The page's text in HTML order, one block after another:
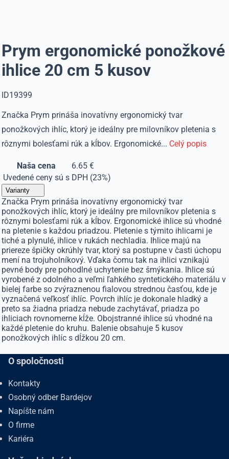
Prym ergonomické ponožkové
ihlice 20 cm 5 kusov
ID19399
Značka Prym prináša inovatívny ergonomický tvar
ponožkových ihlíc, ktorý je ideálny pre milovníkov pletenia s
rôznymi bolesťami rúk a kĺbov. Ergonomické... Celý popis
Naša cena
6.65 €
Uvedené ceny sú s DPH (23%)
Varianty
Značka Prym prináša inovatívny ergonomický tvar
ponožkových ihlíc, ktorý je ideálny pre milovníkov pletenia s
rôznymi bolesťami rúk a kĺbov. Ergonomické ihlice sú vhodné
na pletenie s každou priadzou. Pletenie s týmito ihlicami je
tiché a plynulé, ihlice v rukách nechladia. Ihlice majú na
priereze špičky okrúhly tvar, ktorý sa postupne v časti úchopu
mení na trojuholníkový. Vďaka čomu tak na ihlici vznikajú
pevné body pre pohodlné uchytenie bez šmýkania. Ihlice sú
vyrobené z odolného a veľmi ľahkého syntetického materiálu v
bielej farbe so zvýraznenou fialovou strednou časťou, kde je
vyznačená veľkosť ihlíc. Povrch ihlíc je dokonale hladký a
preto sa žiadna priadza nebude zachytávať, priadza po
ihliciach rovnomerne kĺže. Obojstranné ihlice sú vhodné na
každé pletenie do kruhu. Balenie obsahuje 5 kusov
ponožkových ihlíc s dĺžkou 20 cm.
O spoločnosti
Kontakty
Osobný odber Bardejov
Napíšte nám
O firme
Kariéra